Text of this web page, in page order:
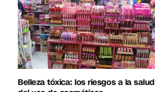
Belleza tóxica: los riesgos a la salud